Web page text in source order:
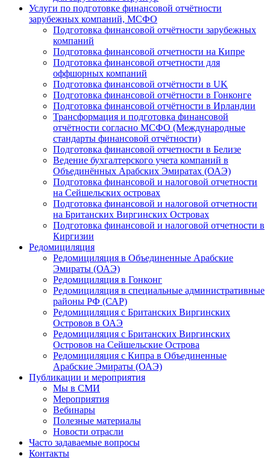
Услуги по подготовке финансовой отчётности
зарубежных компаний, МСФО
Подготовка финансовой отчётности зарубежных
компаний
Подготовка финансовой отчетности на Кипре
Подготовка финансовой отчетности для
оффшорных компаний
Подготовка финансовой отчётности в UK
Подготовка финансовой отчётности в Гонконге
Подготовка финансовой отчётности в Ирландии
Трансформация и подготовка финансовой
отчётности согласно МСФО (Международные
стандарты финансовой отчётности)
Подготовка финансовой отчетности в Белизе
Ведение бухгалтерского учета компаний в
Объединённых Арабских Эмиратах (ОАЭ)
Подготовка финансовой и налоговой отчетности
на Сейшельских островах
Подготовка финансовой и налоговой отчетности
на Британских Виргинских Островах
Подготовка финансовой и налоговой отчетности в
Киргизии
Редомициляция
Редомициляция в Объединенные Арабские
Эмираты (ОАЭ)
Редомициляция в Гонконг
Редомициляция в специальные административные
районы РФ (САР)
Редомициляция с Британских Виргинских
Островов в ОАЭ
Редомициляция с Британских Виргинских
Островов на Сейшельские Острова
Редомициляция с Кипра в Объединенные
Арабские Эмираты (ОАЭ)
Публикации и мероприятия
Мы в СМИ
Мероприятия
Вебинары
Полезные материалы
Новости отрасли
Часто задаваемые вопросы
Контакты